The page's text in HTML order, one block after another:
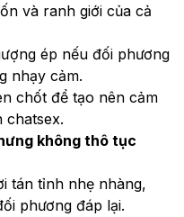
và ranh giới của cả
ép nếu đối phương
nhạy cảm.
chốt để tạo nên cảm
không thô tục
tán tỉnh nhẹ nhàng,
phương đáp lại.